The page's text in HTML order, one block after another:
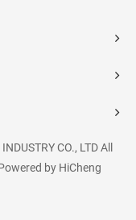
CO., LTD All
by HiCheng